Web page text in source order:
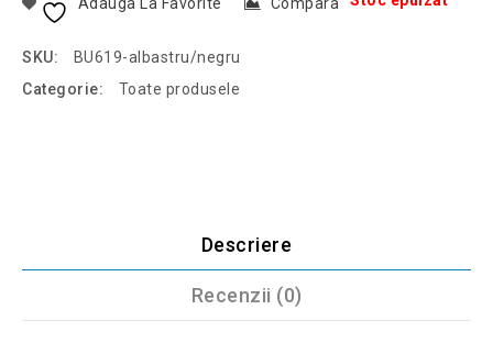
SKU:
BU619-albastru/negru
Categorie:
Toate produsele
Descriere
Recenzii (0)